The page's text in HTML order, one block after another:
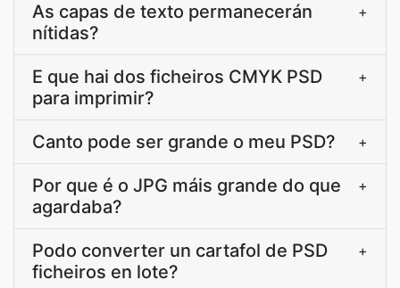
As capas de texto permanecerán
nítidas?
+
E que hai dos ficheiros CMYK PSD
para imprimir?
+
Canto pode ser grande o meu PSD? +
Por que é o JPG máis grande do que
agardaba?
+
Podo converter un cartafol de PSD
ficheiros en lote?
+